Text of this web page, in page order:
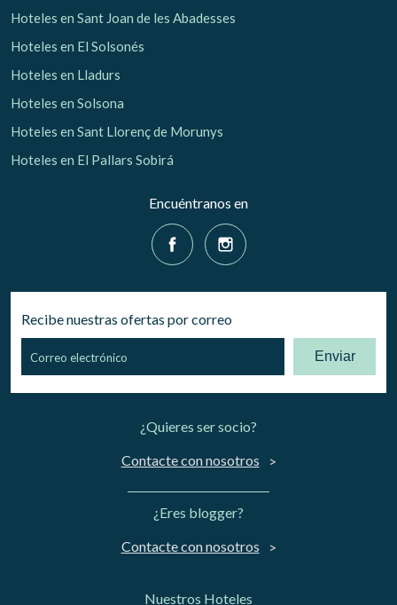
Hoteles en Sant Joan de les Abadesses
Hoteles en El Solsonés
Hoteles en Lladurs
Hoteles en Solsona
Hoteles en Sant Llorenç de Morunys
Hoteles en El Pallars Sobirá
Encuéntranos en
Recibe nuestras ofertas por correo
Enviar
¿Quieres ser socio?
Contacte con nosotros
¿Eres blogger?
Contacte con nosotros
Nuestros Hoteles